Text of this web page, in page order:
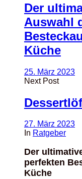
Der
Auswahl
Küche
25. März 2023
Next Post
27. März 2023
In Ratgeber
Der
perfekten
Küche